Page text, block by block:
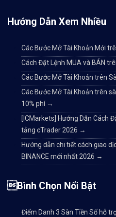
Hướng Dẫn Xem Nhiều
Các Bước Mở Tài Khoản Mới
Cách Đặt Lệnh MUA và BÁN
Các Bước Mở Tài Khoản trên
Các Bước Mở Tài Khoản trên
10% phí →
[ICMarkets] Hướng Dẫn Cách
tảng cTrader 2026 →
Hướng dẫn chi tiết cách giao
BINANCE mới nhất 2026 →
Bình Chọn Nổi Bật
Điểm Danh 3 Sàn Tiền Số hỗ